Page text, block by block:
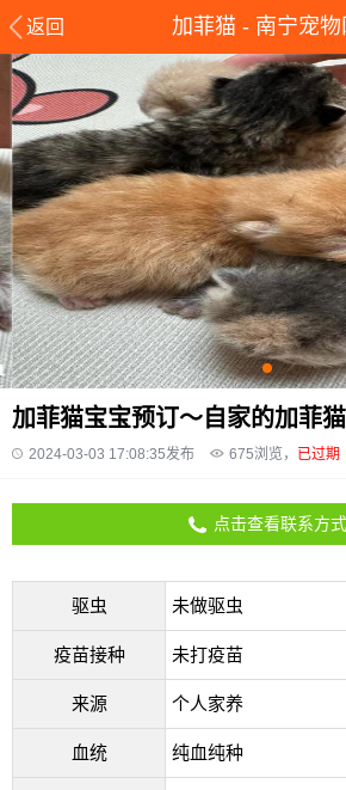
返回 加菲猫 - 南宁宠物
加菲猫宝宝预订～自家的加菲猫
2024-03-03 17:08:35发布 675浏览， 已过期
点击查看联系方式
驱虫 未做驱虫
疫苗接种 未打疫苗
来源 个人家养
血统 纯血纯种